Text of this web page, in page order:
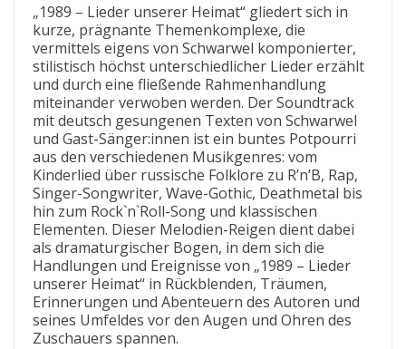
„1989 – Lieder unserer Heimat“ gliedert sich in
kurze, prägnante Themenkomplexe, die
vermittels eigens von Schwarwel komponierter,
stilistisch höchst unterschiedlicher Lieder erzählt
und durch eine fließende Rahmenhandlung
miteinander verwoben werden. Der Soundtrack
mit deutsch gesungenen Texten von Schwarwel
und Gast-Sänger:innen ist ein buntes Potpourri
aus den verschiedenen Musikgenres: vom
Kinderlied über russische Folklore zu R’n’B, Rap,
Singer-Songwriter, Wave-Gothic, Deathmetal bis
hin zum Rock`n`Roll-Song und klassischen
Elementen. Dieser Melodien-Reigen dient dabei
als dramaturgischer Bogen, in dem sich die
Handlungen und Ereignisse von „1989 – Lieder
unserer Heimat“ in Rückblenden, Träumen,
Erinnerungen und Abenteuern des Autoren und
seines Umfeldes vor den Augen und Ohren des
Zuschauers spannen.